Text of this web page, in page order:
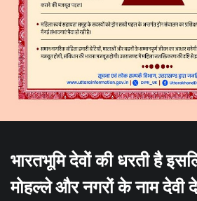
भारतभूमि देवों की धरती है
मोहल्ले और नगरों के नाम देवी